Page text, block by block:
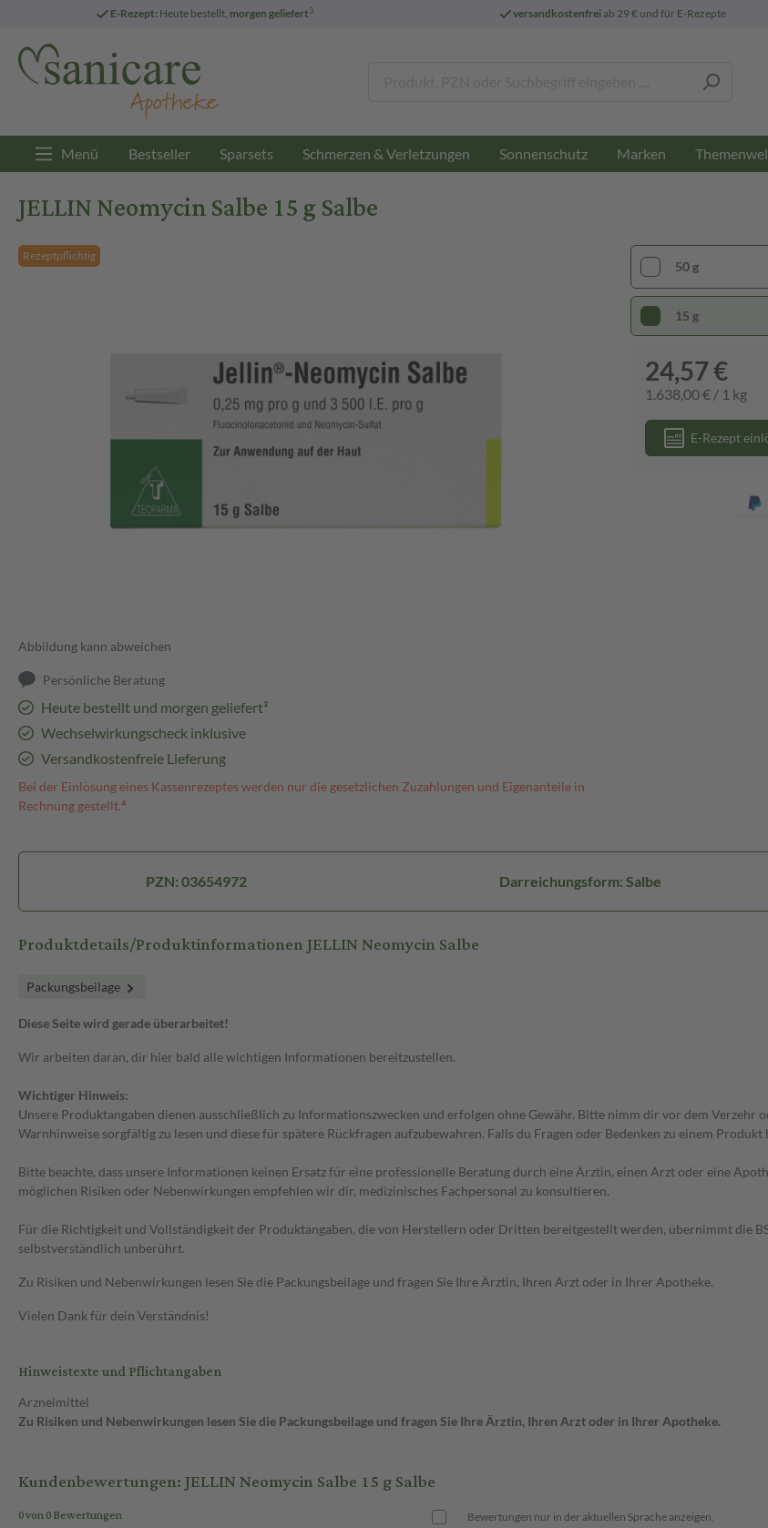
E-Rezept: Heute bestellt, morgen geliefert3 versandkostenfreiab 29 € und für E-Rezepte
Menü Bestseller Sparsets Schmerzen & Verletzungen Sonnenschutz Marken
JELLIN Neomycin Salbe 15 g Salbe
Rezeptpflichtig
Abbildung kann abweichen
Persönliche Beratung
Heute bestellt und morgen geliefert³
Wechselwirkungscheck inklusive
Versandkostenfreie Lieferung
Bei der Einlösung eines Kassenrezeptes werden nur die gesetzlichen Zuzahlungen und Eigenanteile in
Rechnung gestellt.⁴
50 g
15 g
24,57 €
1.638,00 € / 1 kg
E-Rezept
PZN: 03654972 Darreichungsform: Salbe
Produktdetails/Produktinformationen JELLIN Neomycin Salbe
Packungsbeilage
Diese Seite wird gerade überarbeitet!
Wir arbeiten daran, dir hier bald alle wichtigen Informationen bereitzustellen.
Wichtiger Hinweis:
Unsere Produktangaben dienen ausschließlich zu Informationszwecken und erfolgen ohne Gewähr. Bitte nimm dir vor dem
Warnhinweise sorgfältig zu lesen und diese für spätere Rückfragen aufzubewahren. Falls du Fragen oder Bedenken zu einem
Bitte beachte, dass unsere Informationen keinen Ersatz für eine professionelle Beratung durch eine Ärztin, einen Arzt oder eine
möglichen Risiken oder Nebenwirkungen empfehlen wir dir, medizinisches Fachpersonal zu konsultieren.
Für die Richtigkeit und Vollständigkeit der Produktangaben, die von Herstellern oder Dritten bereitgestellt werden, übernimmt die
selbstverständlich unberührt.
Zu Risiken und Nebenwirkungen lesen Sie die Packungsbeilage und fragen Sie Ihre Ärztin, Ihren Arzt oder in Ihrer Apotheke.
Vielen Dank für dein Verständnis!
Hinweistexte und Pflichtangaben
Arzneimittel
Zu Risiken und Nebenwirkungen lesen Sie die Packungsbeilage und fragen Sie Ihre Ärztin, Ihren Arzt oder in Ihrer Apotheke.
Kundenbewertungen: JELLIN Neomycin Salbe 15 g Salbe
0 von 0 Bewertungen Bewertungen nur in der aktuellen Sprache anzeigen.